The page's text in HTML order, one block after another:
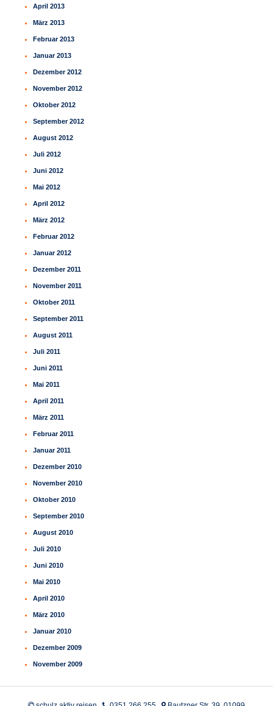
April 2013
März 2013
Februar 2013
Januar 2013
Dezember 2012
November 2012
Oktober 2012
September 2012
August 2012
Juli 2012
Juni 2012
Mai 2012
April 2012
März 2012
Februar 2012
Januar 2012
Dezember 2011
November 2011
Oktober 2011
September 2011
August 2011
Juli 2011
Juni 2011
Mai 2011
April 2011
März 2011
Februar 2011
Januar 2011
Dezember 2010
November 2010
Oktober 2010
September 2010
August 2010
Juli 2010
Juni 2010
Mai 2010
April 2010
März 2010
Januar 2010
Dezember 2009
November 2009